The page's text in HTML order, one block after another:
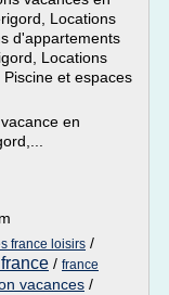
Locations
d'appartements
Locations
et espaces
en
france loisirs /
/ france
vacances /